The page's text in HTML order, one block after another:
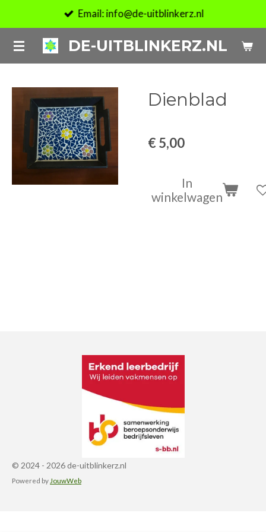
direct
naar
de
hoofdinhoud
DE-UITBLINKERZ.NL
Email: info@de-uitblinkerz.nl
Dienblad
€ 5,00
In
winkelwagen
© 2024 - 2026 de-uitblinkerz.nl
Powered by JouwWeb